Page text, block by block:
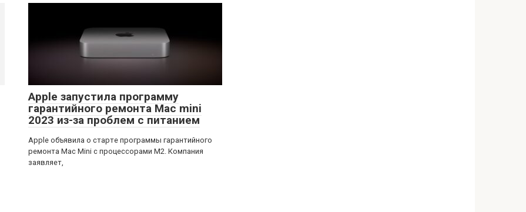
Apple запустила программу
гарантийного ремонта Mac mini
2023 из-за проблем с питанием
Apple объявила о старте программы гарантийного
ремонта Mac Mini с процессорами M2. Компания
заявляет,